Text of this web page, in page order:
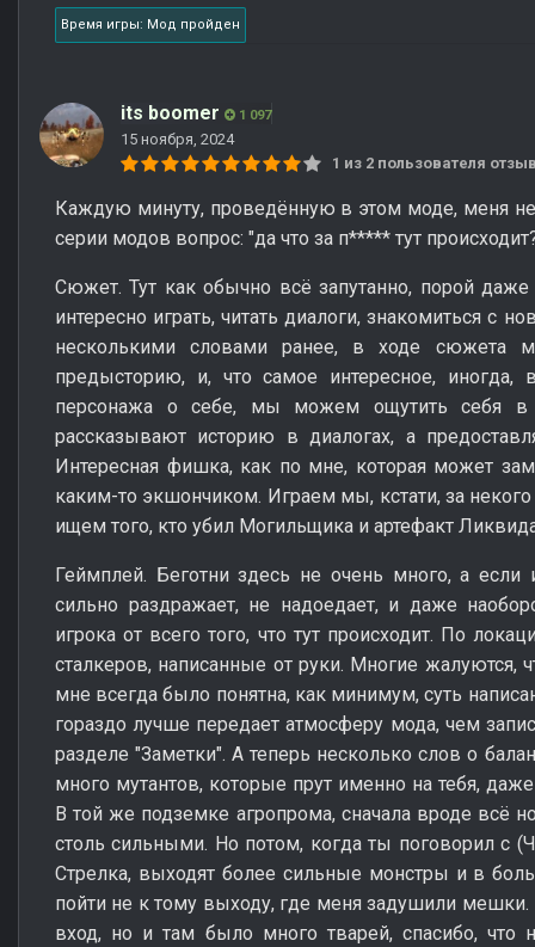
Время игры: Мод пройден
its boomer 1 097
15 ноября, 2024
1 из 2 пользователя
Каждую минуту, проведённую в этом моде, меня
серии модов вопрос: "да что за п***** тут
Сюжет. Тут как обычно всё запутанно, порой
интересно играть, читать диалоги, знакомиться с
несколькими словами ранее, в ходе сюжета
предысторию, и, что самое интересное, иногда,
персонажа о себе, мы можем ощутить себя
рассказывают историю в диалогах, а
Интересная фишка, как по мне, которая может
каким-то экшончиком. Играем мы, кстати, за некого
ищем того, кто убил Могильщика и артефакт
Геймплей. Беготни здесь не очень много, а если
сильно раздражает, не надоедает, и даже
игрока от всего того, что тут происходит. По
сталкеров, написанные от руки. Многие жалуются,
мне всегда было понятна, как минимум, суть
гораздо лучше передает атмосферу мода, чем
разделе "Заметки". А теперь несколько слов о
много мутантов, которые прут именно на тебя,
В той же подземке агропрома, сначала вроде всё
столь сильными. Но потом, когда ты поговорил с
Стрелка, выходят более сильные монстры и в
пойти не к тому выходу, где меня задушили мешки.
вход, но и там было много тварей, спасибо, что